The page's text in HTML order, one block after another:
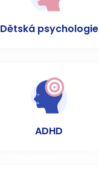
Dětská psychologie
ADHD